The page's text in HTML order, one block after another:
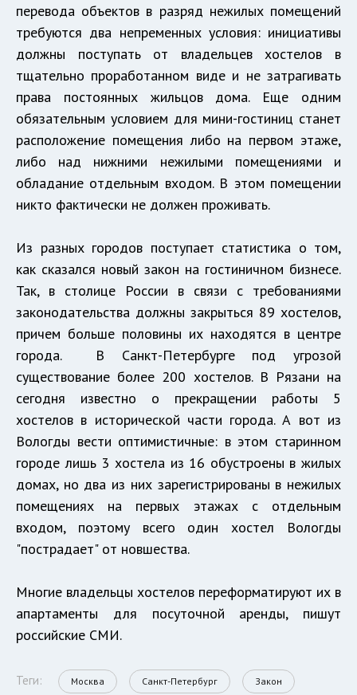
перевода объектов в разряд нежилых помещений
требуются два непременных условия: инициативы
должны поступать от владельцев хостелов в
тщательно проработанном виде и не затрагивать
права постоянных жильцов дома. Еще одним
обязательным условием для мини-гостиниц станет
расположение помещения либо на первом этаже,
либо над нижними нежилыми помещениями и
обладание отдельным входом. В этом помещении
никто фактически не должен проживать.
Из разных городов поступает статистика о том,
как сказался новый закон на гостиничном бизнесе.
Так, в столице России в связи с требованиями
законодательства должны закрыться 89 хостелов,
причем больше половины их находятся в центре
города. В Санкт-Петербурге под угрозой
существование более 200 хостелов. В Рязани на
сегодня известно о прекращении работы 5
хостелов в исторической части города. А вот из
Вологды вести оптимистичные: в этом старинном
городе лишь 3 хостела из 16 обустроены в жилых
домах, но два из них зарегистрированы в нежилых
помещениях на первых этажах с отдельным
входом, поэтому всего один хостел Вологды
"пострадает" от новшества.
Многие владельцы хостелов переформатируют их в
апартаменты для посуточной аренды, пишут
российские СМИ.
Теги: Москва Санкт-Петербург Закон